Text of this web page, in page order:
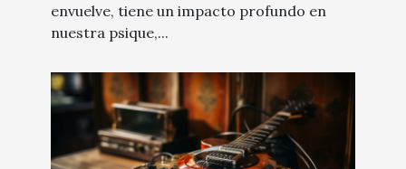
envuelve, tiene un impacto profundo en
nuestra psique,...